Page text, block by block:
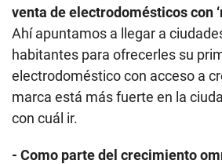
venta de electrodomésticos con
Ahí apuntamos a llegar a
habitantes para ofrecerles su
electrodoméstico con acceso a
marca está más fuerte en la
con cuál ir.
- Como parte del crecimiento